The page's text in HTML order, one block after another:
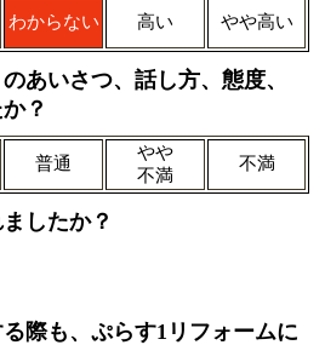
わからない 高い やや高い
あいさつ、話し方、態度、
？
普通
やや
不満
不満
したか？
際も、ぷらす1リフォームに